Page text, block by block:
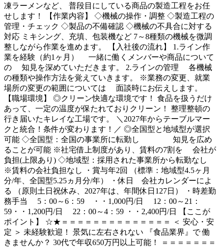
凍ラーメンなど、 普段目にしている商品の製造工程をお任
せします！ 【作業内容】 ◇機械の操作・調整 ◇製造工程の
管理・チェック ◇製品の不備確認 ◇機械の不具合に対する
対応 ミキシング、充填、包装機など 7～8種類の機械を微調
整しながら作業を進めます。 【入社後の流れ】 1.ライン作
業を経験（約1ヶ月） 一緒に働くメンバーや商品について
の 知見を深めていただきます。 2.ラインの管理 各機械
の種類や操作方法を覚えていきます。 ※業務の変更、就業
場所の変更の範囲については 面談時にお伝えします。
【職場環境】 ◎クリーン快適な環境です！ 食品を扱うだけ
あって、一定の温度が保たれておりクリーン！ 整理整頓の
行き届いたキレイな工場です。 ＼2027年からテーブルマー
クと統合！条件が変わります！／ ◎全国型と地域型が選択
可能 ◇全国型：全国の事業所に転勤し 知見を広め
ることが可能 ※社宅借上制度があり、賃料の7割を 会社が
負担(上限あり) ◇地域型：採用された事業所から転勤なし
※賃料の会社負担なし ・賞与年2回 （標準：地域型4.5ヶ月
分/年、全国型5.25ヵ月分/年） ・休日 会社カレンダーによ
る （原則土日祝休み、2027年は、年間休日127日） ・時差勤
務手当 5：00～6：59 ・・1,000円/日 12：00～21：
59・・1,200円/日 22：00～4：59 ・・2,400円/日 【ここが
ポイント】 ☆★＝＝＝＝＝＝＝＝＝＝＝＝＝＝ ＜ 安心・安
定 ＞ 未経験歓迎！ 景気に左右されない 『食品業界』で 働
きませんか？ 30代で年収650万円以上可能！ ＝＝＝＝＝＝＝